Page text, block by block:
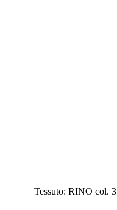
Tessuto: RINO col. 3